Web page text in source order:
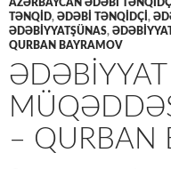
AZƏRBAYCAN ƏDƏBİ
TƏNQİD, ƏDƏBİ TƏNQİDÇİ ,
ƏDƏBİYYATŞÜNAS,
QURBAN BAYRAMOV
– QURBAN